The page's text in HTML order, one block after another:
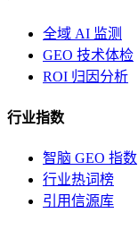
全域 AI 监测
GEO 技术体检
ROI 归因分析
行业指数
智脑 GEO 指数
行业热词榜
引用信源库